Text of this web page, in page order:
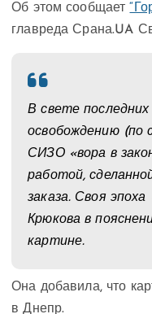
Об этом сообщает
главреда Срана.UA
В свете
освобождению (по
СИЗО «вора в
работой,
заказа. Своя эпоха
Крюкова в
картине.
Она добавила, что
в Днепр.